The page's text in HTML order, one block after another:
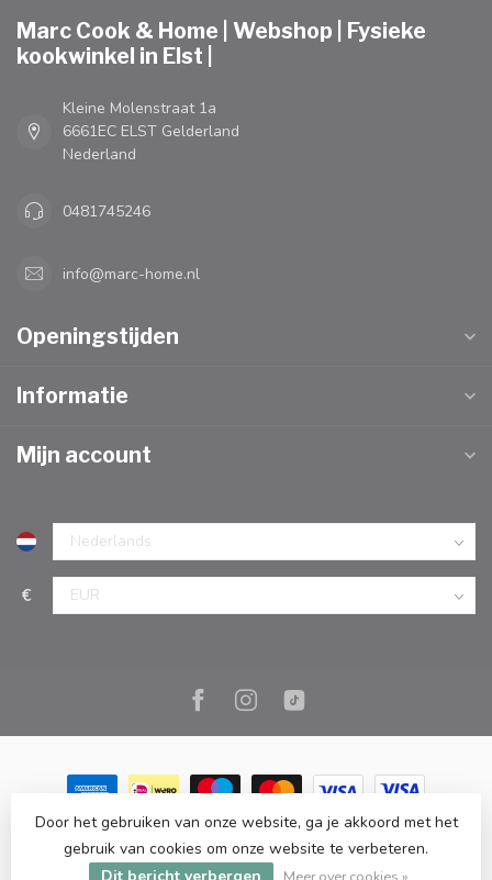
Marc Cook & Home | Webshop | Fysieke
kookwinkel in Elst |
Kleine Molenstraat 1a
6661EC ELST Gelderland
Nederland
0481745246
info@marc-home.nl
Openingstijden
Informatie
Mijn account
€
© Copyright 2026 Marc Cook & Home | Webshop | Fysieke
kookwinkel in Elst |- Powered byLightspeed-Lightspeed design
byDyvelopment
Door het gebruiken van onze website, ga je akkoord met het
gebruik van cookies om onze website te verbeteren.
Meer over cookies »